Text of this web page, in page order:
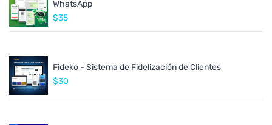
WhatsApp
$35
Fideko - Sistema de Fidelización de Clientes
$30